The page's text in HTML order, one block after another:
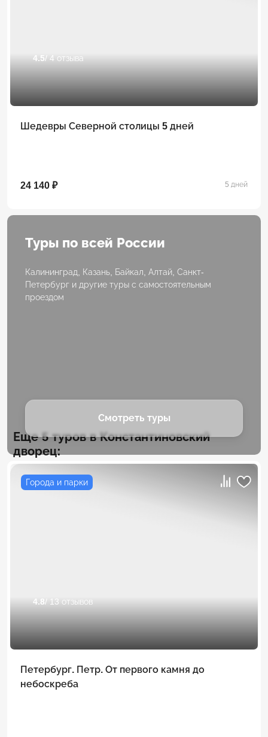
4.5/ 4 отзыва
Шедевры Северной столицы 5 дней
24 140 ₽ 5 дней
Туры по всей России
Калининград, Казань, Байкал, Алтай, Санкт-
Петербург и другие туры с самостоятельным
проездом
Смотреть туры
Еще 5 туров в Константиновский
дворец:
Города и парки
4.8/ 13 отзывов
Петербург. Петр. От первого камня до
небоскреба